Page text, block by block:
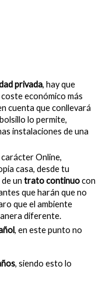
privada, hay que
económico más
cuenta que conllevará
bolsillo lo permite,
instalaciones de una
Online,
casa, desde tu
un trato continuocon
que harán que no
que el ambiente
diferente.
, en este punto no
, siendo esto lo